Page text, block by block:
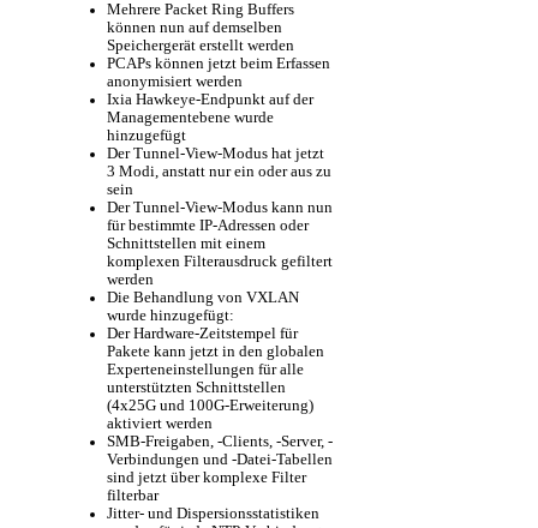
Mehrere Packet Ring Buffers
können nun auf demselben
Speichergerät erstellt werden
PCAPs können jetzt beim Erfassen
anonymisiert werden
Ixia Hawkeye-Endpunkt auf der
Managementebene wurde
hinzugefügt
Der Tunnel-View-Modus hat jetzt
3 Modi, anstatt nur ein oder aus zu
sein
Der Tunnel-View-Modus kann nun
für bestimmte IP-Adressen oder
Schnittstellen mit einem
komplexen Filterausdruck gefiltert
werden
Die Behandlung von VXLAN
wurde hinzugefügt:
Der Hardware-Zeitstempel für
Pakete kann jetzt in den globalen
Experteneinstellungen für alle
unterstützten Schnittstellen
(4x25G und 100G-Erweiterung)
aktiviert werden
SMB-Freigaben, -Clients, -Server, -
Verbindungen und -Datei-Tabellen
sind jetzt über komplexe Filter
filterbar
Jitter- und Dispersionsstatistiken